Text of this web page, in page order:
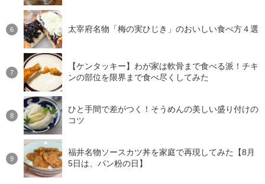
太宰府名物「梅の実ひじき」のおいしい食べ方４選
【ケンタッキー】わが家は軟骨まで食べる派！チキ
ンの部位を限界まで食べ尽くしてみた
ひと手間で差がつく！そうめんの美しい盛り付けの
コツ
福井名物ソースカツ丼を家庭で再現してみた【8月
5日は、パン粉の日】